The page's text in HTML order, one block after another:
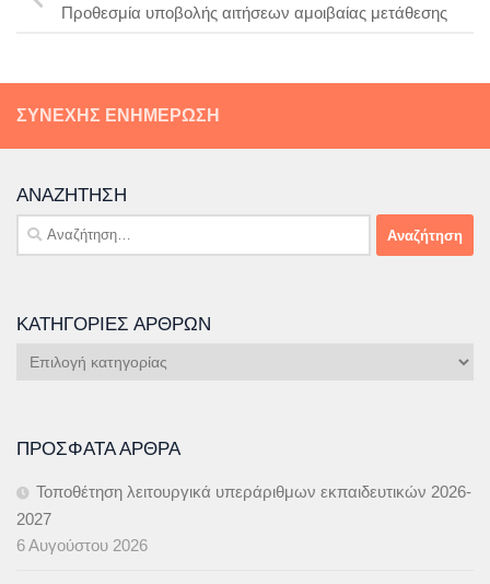
Προθεσμία υποβολής αιτήσεων αμοιβαίας μετάθεσης
ΣΥΝΕΧΉΣ ΕΝΗΜΈΡΩΣΗ
ΑΝΑΖΉΤΗΣΗ
Αναζήτηση
για:
ΚΑΤΗΓΟΡΊΕΣ ΆΡΘΡΩΝ
Κατηγορίες
ΠΡΌΣΦΑΤΑ ΆΡΘΡΑ
Τοποθέτηση λειτουργικά υπεράριθμων εκπαιδευτικών 2026-
2027
6 Αυγούστου 2026